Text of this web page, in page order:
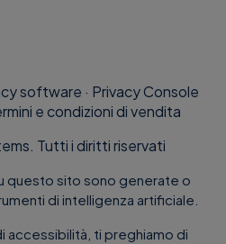
software · Privacy Console
e condizioni di vendita
Tutti i diritti riservati
questo sito sono generate o
di intelligenza artificiale.
accessibilità, ti preghiamo di